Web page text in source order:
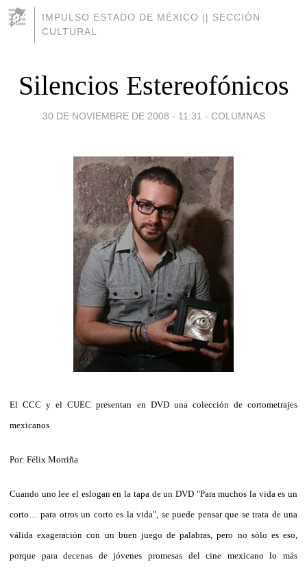
IMPULSO ESTADO DE MÉXICO || SECCIÓN
CULTURAL
Silencios Estereofónicos
30 DE NOVIEMBRE DE 2008 - 11:31 - COLUMNAS
El CCC y el CUEC presentan en DVD una colección de cortometrajes
mexicanos
Por: Félix Morriña
Cuando uno lee el eslogan en la tapa de un DVD "Para muchos la vida es un
corto… para otros un corto es la vida", se puede pensar que se trata de una
válida exageración con un buen juego de palabras, pero no sólo es eso,
porque para decenas de jóvenes promesas del cine mexicano lo más